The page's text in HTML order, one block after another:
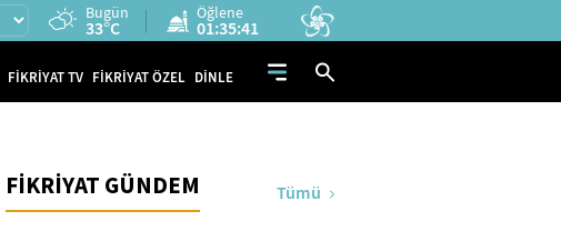
Bugün
33°C
Öğlene
01:35:39
FİKRİYAT TV FİKRİYAT ÖZEL DİNLE
FİKRİYAT GÜNDEM Tümü